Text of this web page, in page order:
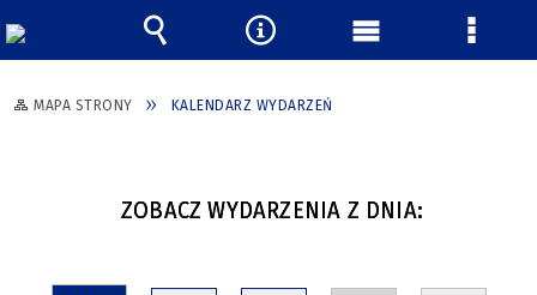
MAPA STRONY KALENDARZ WYDARZEŃ
ZOBACZ WYDARZENIA Z DNIA:
Wyszukiwarka
NarzędziaMenu
Menu